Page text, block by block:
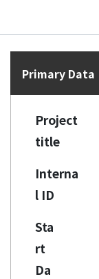
Statistics
Primary Data
Project
title
Interna
l ID
Sta
rt
Da